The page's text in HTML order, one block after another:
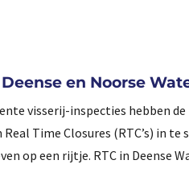
Deense en Noorse
visserij-inspecties hebben de
Time Closures (RTC’s) in
op een rijtje. RTC in Deense